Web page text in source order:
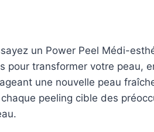
un Power Peel Médi-
pour transformer votre peau,
une nouvelle peau
peeling cible des